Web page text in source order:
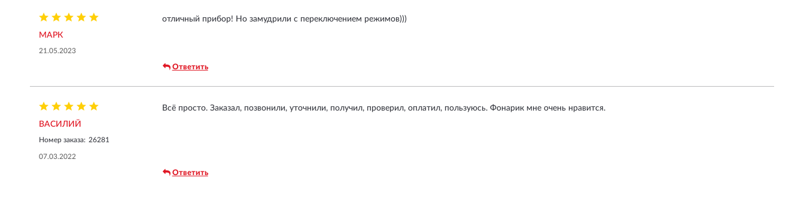
МАРК
21.05.2023
отличный прибор! Но замудрили с переключением режимов)))
Ответить
ВАСИЛИЙ
Номер заказа: 26281
07.03.2022
Всё просто. Заказал, позвонили, уточнили, получил, проверил, оплатил, пользуюсь. Фонарик мне очень нравится.
Ответить